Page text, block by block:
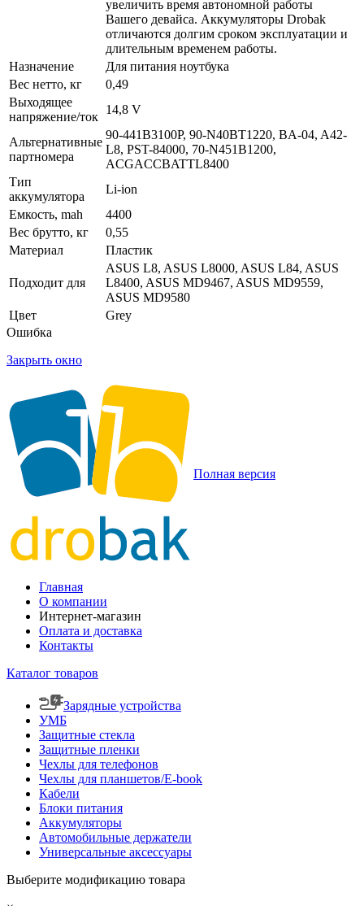
увеличить время автономной работы
Вашего девайса. Аккумуляторы Drobak
отличаются долгим сроком эксплуатации и
длительным временем работы.
Назначение
Для питания ноутбука
Вес нетто, кг
0,49
Выходящее
напряжение/ток
14,8 V
Альтернативные
партномера
90-441B3100P, 90-N40BT1220, BA-04, A42-
L8, PST-84000, 70-N451B1200,
ACGACCBATTL8400
Тип
аккумулятора
Li-ion
Емкость, mah
4400
Вес брутто, кг
0,55
Материал
Пластик
Подходит для
ASUS L8, ASUS L8000, ASUS L84, ASUS
L8400, ASUS MD9467, ASUS MD9559,
ASUS MD9580
Цвет
Grey
Ошибка
Закрыть окно
Полная версия
Главная
О компании
Интернет-магазин
Оплата и доставка
Контакты
Каталог товаров
Зарядные устройства
УМБ
Защитные стекла
Защитные пленки
Чехлы для телефонов
Чехлы для планшетов/E-book
Кабели
Блоки питания
Аккумуляторы
Автомобильные держатели
Универсальные аксессуары
Выберите модификацию товара